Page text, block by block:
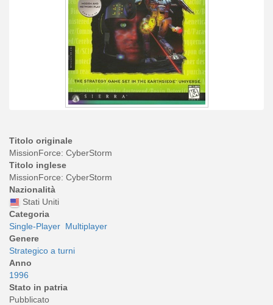
Titolo originale
MissionForce: CyberStorm
Titolo inglese
MissionForce: CyberStorm
Nazionalità
Stati Uniti
Categoria
Single-Player Multiplayer
Genere
Strategico a turni
Anno
1996
Stato in patria
Pubblicato